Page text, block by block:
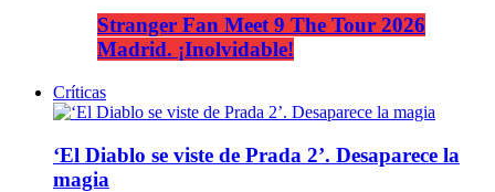
Stranger Fan Meet 9 The Tour 2026
Madrid. ¡Inolvidable!
Críticas
‘El Diablo se viste de Prada 2’. Desaparece la
magia